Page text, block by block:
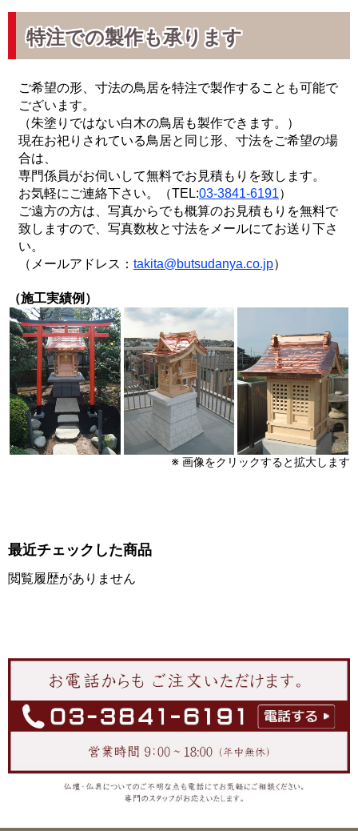
特注での製作も承ります
ご希望の形、寸法の鳥居を特注で製作することも可能で
ございます。
（朱塗りではない白木の鳥居も製作できます。）
現在お祀りされている鳥居と同じ形、寸法をご希望の場
合は、
専門係員がお伺いして無料でお見積もりを致します。
お気軽にご連絡下さい。（TEL:03-3841-6191）
ご遠方の方は、写真からでも概算のお見積もりを無料で
致しますので、写真数枚と寸法をメールにてお送り下さ
い。
（メールアドレス： takita@butsudanya.co.jp）
（施工実績例）
※ 画像をクリックすると拡大します
最近チェックした商品
閲覧履歴がありません